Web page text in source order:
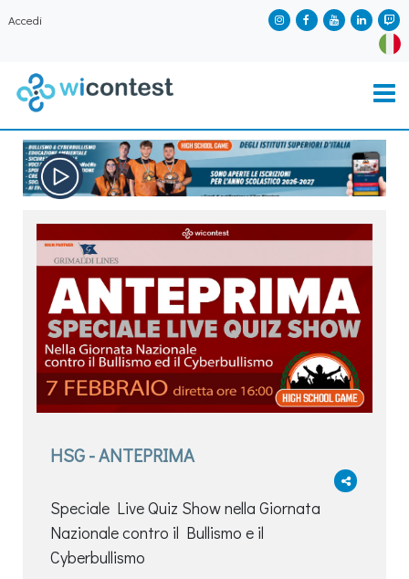
Accedi
HSG - ANTEPRIMA
Speciale Live Quiz Show nella Giornata
Nazionale contro il Bullismo e il
Cyberbullismo